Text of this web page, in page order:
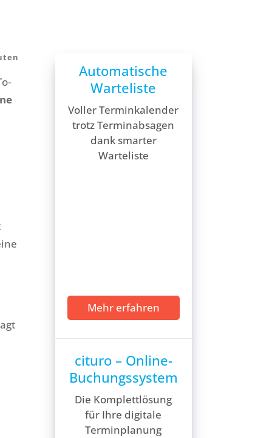
Automatische
Warteliste
Voller Terminkalender
trotz Terminabsagen
dank smarter
Warteliste
Mehr erfahren
cituro – Online-
Buchungssystem
Die Komplettlösung
für Ihre digitale
Terminplanung